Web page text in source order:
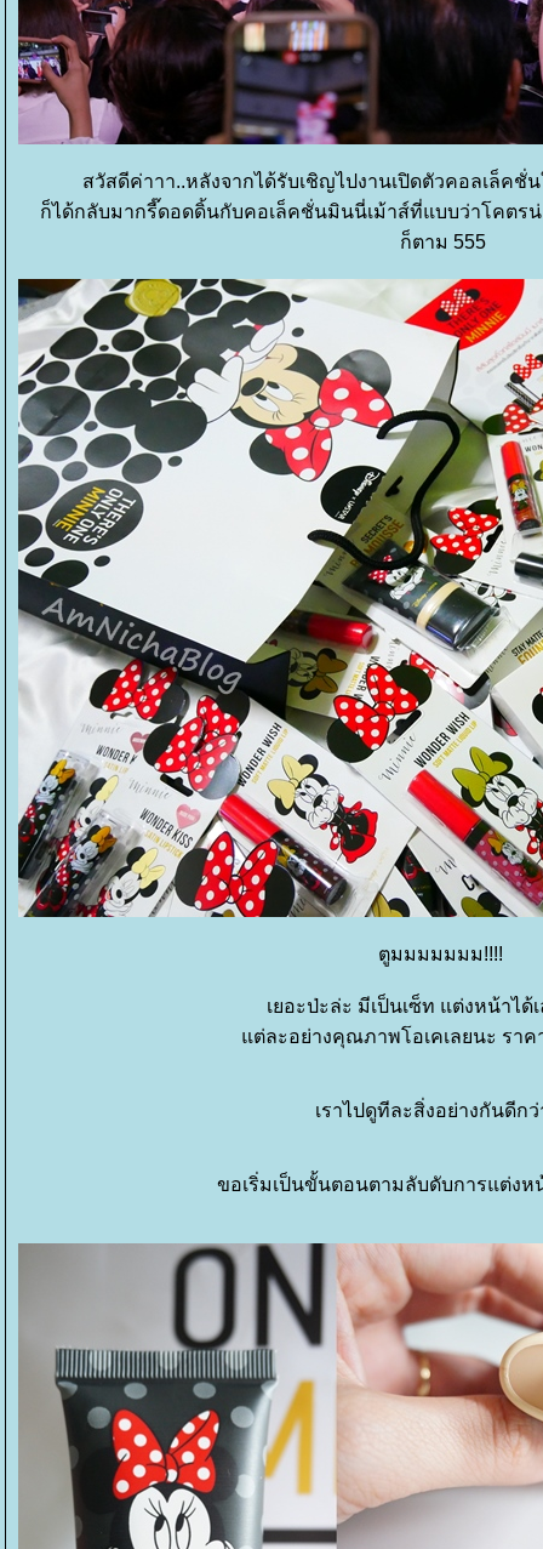
สวัสดีค่าาา..หลังจากได้รับเชิญไปงานเปิดตัวคอลเล็คชั่
ก็ได้กลับมากรี๊ดอดดิ้นกับคอเล็คชั่นมินนี่เม้าส์ที่แบบว่าโคตร
ก็ตาม 555
ตูมมมมมมม!!!!
เยอะป่ะล่ะ มีเป็นเซ็ท แต่งหน้าได้
ต่ละอย่างคุณภาพโอเคเลยนะ รา
เราไปดูทีละสิ่งอย่างกันดีกว่
ขอเริ่มเป็นขั้นตอนตามลับดับการแต่งห